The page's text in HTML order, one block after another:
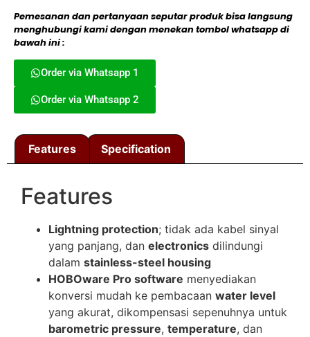
Pemesanan dan pertanyaan seputar produk bisa langsung
menghubungi kami dengan menekan tombol whatsapp di
bawah ini :
Order via Whatsapp 1
Order via Whatsapp 2
Features Specification
Features
Lightning protection; tidak ada kabel sinyal
yang panjang, dan electronics dilindungi
dalam stainless-steel housing
HOBOware Pro software menyediakan
konversi mudah ke pembacaan water level
yang akurat, dikompensasi sepenuhnya untuk
barometric pressure, temperature, dan